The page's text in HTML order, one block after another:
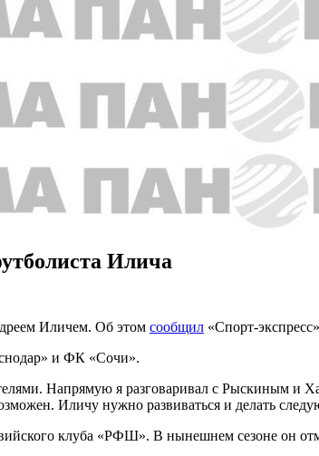
Илича
Иличем. Об этом сообщил «Спорт-
и ФК «Сочи».
Напрямую я разговаривал с Рыскиным и
Иличу нужно развиваться и делать
клуба «РФШ». В нынешнем сезоне он